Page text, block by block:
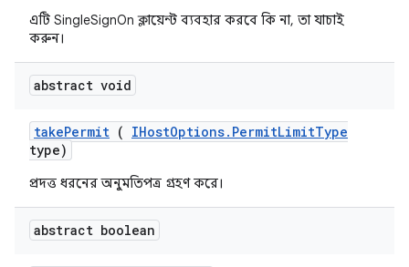
এটি SingleSignOn ক্লায়েন্ট ব্যবহার করবে কি না, তা যাচাই
করুন।
abstract void
takePermit ( IHostOptions. PermitLimitType
type)
প্রদত্ত ধরনের অনুমতিপত্র গ্রহণ করে।
abstract boolean